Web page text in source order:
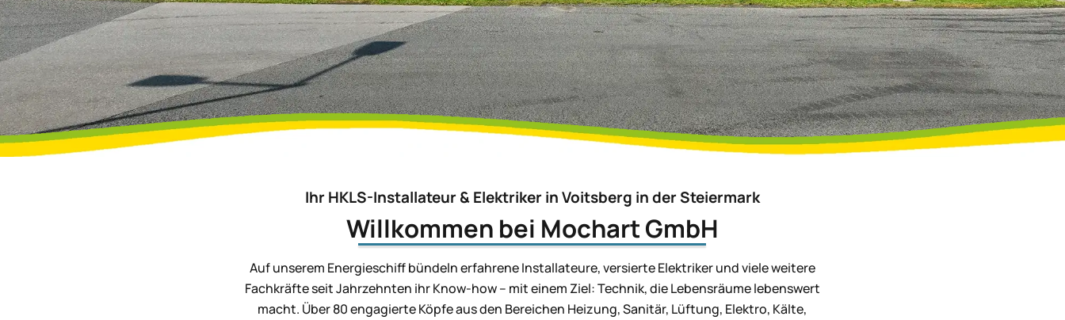
Ihr HKLS-Installateur & Elektriker in Voitsberg in der Steiermark
Willkommen bei Mochart GmbH
Auf unserem Energieschiff bündeln erfahrene Installateure, versierte Elektriker und viele weitere
Fachkräfte seit Jahrzehnten ihr Know-how – mit einem Ziel: Technik, die Lebensräume lebenswert
macht. Über 80 engagierte Köpfe aus den Bereichen Heizung, Sanitär, Lüftung, Elektro, Kälte,